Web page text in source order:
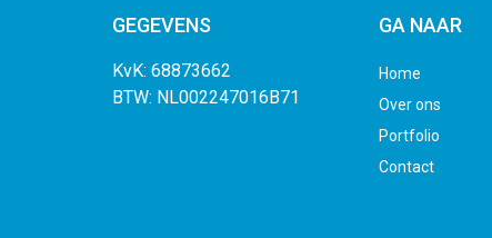
GEGEVENS
KvK: 68873662
BTW: NL002247016B71
GA NAAR
Home
Over ons
Portfolio
Contact